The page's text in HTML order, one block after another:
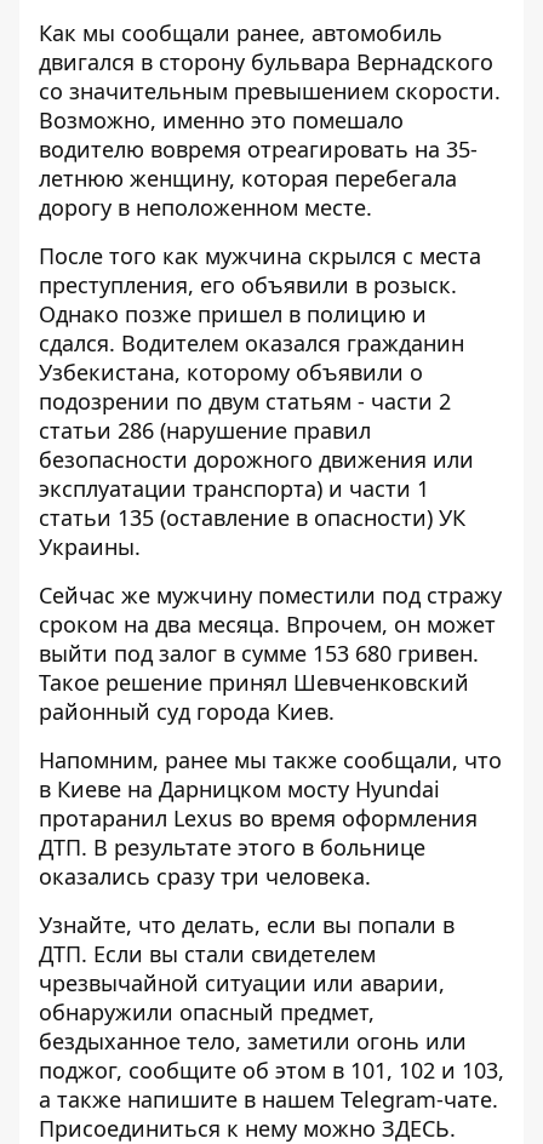
Как мы сообщали ранее, автомобиль
двигался в сторону бульвара Вернадского
со значительным превышением скорости.
Возможно, именно это помешало
водителю вовремя отреагировать на 35-
летнюю женщину, которая перебегала
дорогу в неположенном месте.
После того как мужчина скрылся с места
преступления, его объявили в розыск.
Однако позже пришел в полицию и
сдался. Водителем оказался гражданин
Узбекистана, которому объявили о
подозрении по двум статьям - части 2
статьи 286 (нарушение правил
безопасности дорожного движения или
эксплуатации транспорта) и части 1
статьи 135 (оставление в опасности) УК
Украины.
Сейчас же мужчину поместили под стражу
сроком на два месяца. Впрочем, он может
выйти под залог в сумме 153 680 гривен.
Такое решение принял Шевченковский
районный суд города Киев.
Напомним, ранее мы также сообщали, что
в Киеве на Дарницком мосту Hyundai
протаранил Lexus во время оформления
ДТП. В результате этого в больнице
оказались сразу три человека.
Узнайте, что делать, если вы попали в
ДТП. Если вы стали свидетелем
чрезвычайной ситуации или аварии,
обнаружили опасный предмет,
бездыханное тело, заметили огонь или
поджог, сообщите об этом в 101, 102 и 103,
а также напишите в нашем Telegram-чате.
Присоединиться к нему можно ЗДЕСЬ.